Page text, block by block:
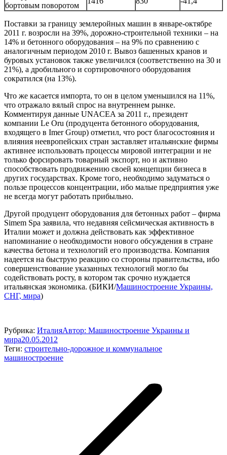
бортовым поворотом
Поставки за границу землеройных машин в январе-октябре
2011 г. возросли на 39%, дорожно-строительной техники – на
14% и бетонного оборудования – на 9% по сравнению с
аналогичным периодом 2010 г. Вывоз башенных кранов и
буровых установок также увеличился (соответственно на 30 и
21%), а дробильного и сортировочного оборудования
сократился (на 13%).
Что же касается импорта, то он в целом уменьшился на 11%,
что отражало вялый спрос на внутреннем рынке.
Комментируя данные UNACEA за 2011 г., президент
компании Le Oru (продуцента бетонного оборудования,
входящего в Imer Group) отметил, что рост благосостояния и
влияния неевропейских стран заставляет итальянские фирмы
активнее использовать процессы мировой интеграции и не
только форсировать товарный экспорт, но и активно
способствовать продвижению своей концепции бизнеса в
других государствах. Кроме того, необходимо задуматься о
пользе процессов концентрации, ибо малые предприятия уже
не всегда могут работать прибыльно.
Другой продуцент оборудования для бетонных работ – фирма
Simem Spa заявила, что недавняя сейсмическая активность в
Италии может и должна действовать как эффективное
напоминание о необходимости нового обсуждения в стране
качества бетона и технологий его производства. Компания
надеется на быструю реакцию со стороны правительства, ибо
совершенствование указанных технологий могло бы
содействовать росту, в котором так срочно нуждается
итальянская экономика. (БИКИ/Машиностроение Украины,
СНГ, мира)
Рубрика: ИталияАвтор: Машиностроение Украины и
мира20.05.2012
Теги: строительно-дорожное и коммунальное
машиностроение